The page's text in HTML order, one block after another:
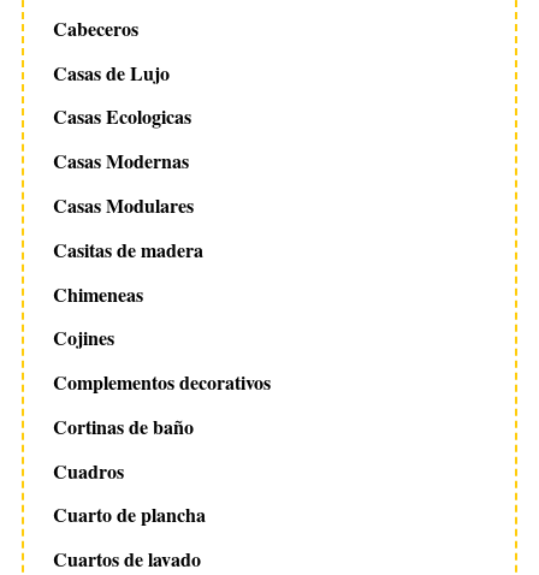
Cabeceros
Casas de Lujo
Casas Ecologicas
Casas Modernas
Casas Modulares
Casitas de madera
Chimeneas
Cojines
Complementos decorativos
Cortinas de baño
Cuadros
Cuarto de plancha
Cuartos de lavado